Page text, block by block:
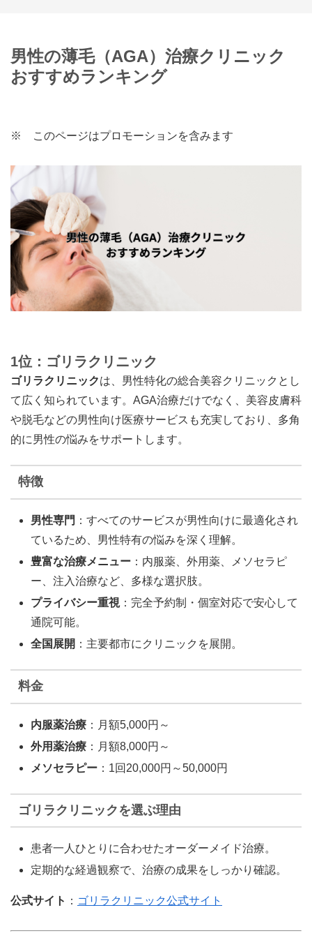
男性の薄毛（AGA）治療クリニック
おすすめランキング
※ このページはプロモーションを含みます
1位：ゴリラクリニック
ゴリラクリニックは、男性特化の総合美容クリニックとし
て広く知られています。AGA治療だけでなく、美容皮膚科
や脱毛などの男性向け医療サービスも充実しており、多角
的に男性の悩みをサポートします。
特徴
男性専門 ：すべてのサービスが男性向けに最適化され
ているため、男性特有の悩みを深く理解。
豊富な治療メニュー ：内服薬、外用薬、メソセラピ
ー、注入治療など、多様な選択肢。
プライバシー重視：完全予約制・個室対応で安心して
通院可能。
全国展開 ：主要都市にクリニックを展開。
料金
内服薬治療 ：月額5,000円～
外用薬治療 ：月額8,000円～
メソセラピー ：1回20,000円～50,000円
ゴリラクリニックを選ぶ理由
患者一人ひとりに合わせたオーダーメイド治療。
定期的な経過観察で、治療の成果をしっかり確認。
公式サイト ： ゴリラクリニック公式サイト